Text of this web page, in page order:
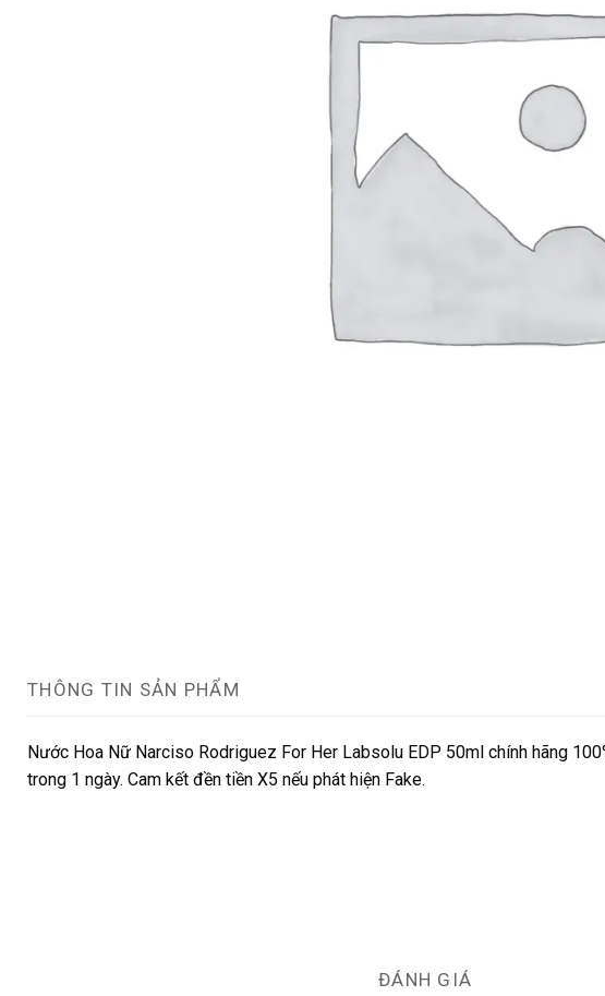
THÔNG TIN SẢN PHẨM
Nước Hoa Nữ Narciso Rodriguez For Her Labsolu EDP 50ml chính hãng
trong 1 ngày. Cam kết đền tiền X5 nếu phát hiện Fake.
ĐÁNH GIÁ